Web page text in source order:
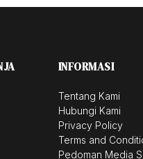
INFORMASI
Tentang Kami
Hubungi Kami
Privacy Policy
Terms and
Pedoman Media